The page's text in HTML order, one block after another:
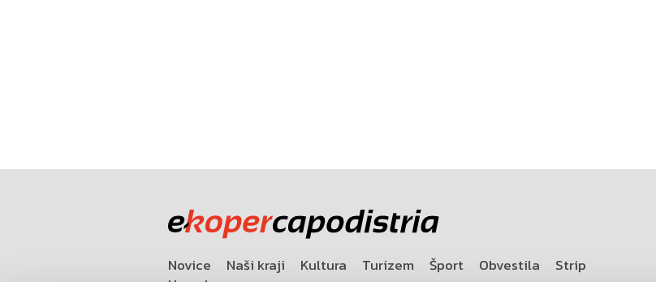
Novice Naši kraji Kultura Turizem Šport Obvestila
Strip